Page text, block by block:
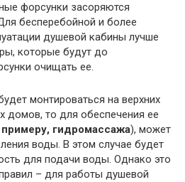
форсунки засоряются
бесперебойной и более
душевой кабины лучше
которые будут до
очищать ее.
монтироваться на верхних
домов, то для обеспечения ее
примеру, гидромассажа), может
воды. В этом случае будет
для подачи воды. Однако это
– для работы душевой